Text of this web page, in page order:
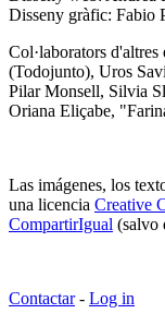
Disseny gràfic: Fabio
Col·laborators
(Todojunto), Uros
Pilar Monsell, Silvia
Oriana Eliçabe,
Las imágenes, los
una licencia Creative
CompartirIgual (salvo
Contactar- Log in